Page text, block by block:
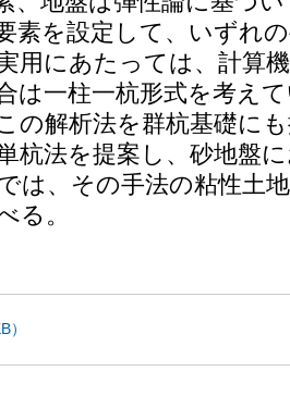
素を設定して、いずれ
用にあたっては、計算
は一柱一杭形式を考え
の解析法を群杭基礎に
杭法を提案し、砂地盤
は、その手法の粘性土
る。
）